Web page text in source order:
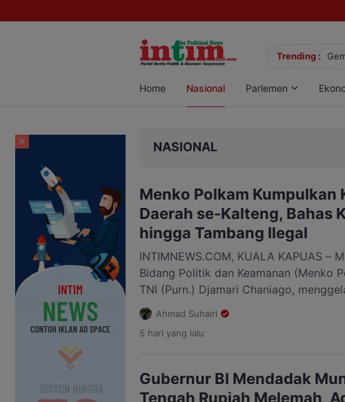
Trending :
Sabu di Pangkalan Bun, Dua Pelaku Diamankan
Home Nasional Parlemen
NASIONAL
Menko Polkam Kumpulkan
Daerah se-Kalteng, Bahas
hingga Tambang Ilegal
INTIMNEWS.COM, KUALA KAPUAS –
Bidang Politik dan Keamanan (Menko
TNI (Purn.) Djamari Chaniago,
dengan kepala daerah se-Kalimantan
Rumah Jabatan Bupati Kapuas, Jumat,
Pertemuan itu membahas sejumlah isu
pertambangan tanpa izin, pembalakan
Ahmad Suhairi
5 hari yang lalu
Gubernur BI Mendadak
Tengah Rupiah Melemah,